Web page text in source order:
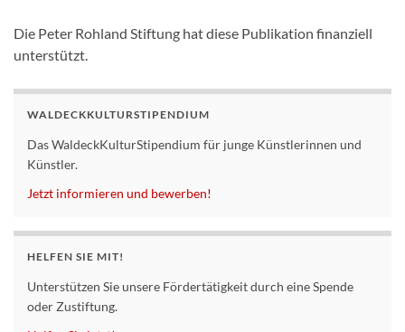
Die Peter Rohland Stiftung hat diese Publikation finanziell
unterstützt.
WALDECKKULTURSTIPENDIUM
Das WaldeckKulturStipendium für junge Künstlerinnen und
Künstler.
Jetzt informieren und bewerben!
HELFEN SIE MIT!
Unterstützen Sie unsere Fördertätigkeit durch eine Spende
oder Zustiftung.